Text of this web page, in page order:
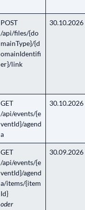
POST
/api/files/{do
mainType}/{d
omainIdentifi
er}/link
30.10.2026
GET
/api/events/{e
ventId}/agend
a
30.10.2026
GET
/api/events/{e
ventId}/agend
a/items/{item
Id}
oder
30.09.2026